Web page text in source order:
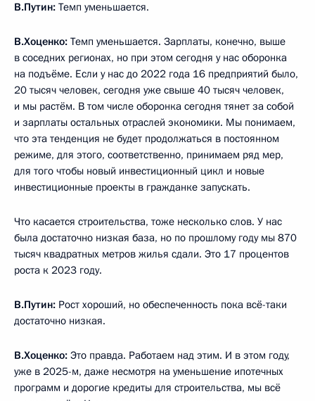
В.Путин: Темп уменьшается.
В.Хоценко: Темп уменьшается. Зарплаты, конечно, выше
в соседних регионах, но при этом сегодня у нас оборонка
на подъёме. Если у нас до 2022 года 16 предприятий было,
20 тысяч человек, сегодня уже свыше 40 тысяч человек,
и мы растём. В том числе оборонка сегодня тянет за собой
и зарплаты остальных отраслей экономики. Мы понимаем,
что эта тенденция не будет продолжаться в постоянном
режиме, для этого, соответственно, принимаем ряд мер,
для того чтобы новый инвестиционный цикл и новые
инвестиционные проекты в гражданке запускать.
Что касается строительства, тоже несколько слов. У нас
была достаточно низкая база, но по прошлому году мы 870
тысяч квадратных метров жилья сдали. Это 17 процентов
роста к 2023 году.
В.Путин: Рост хороший, но обеспеченность пока всё-таки
достаточно низкая.
В.Хоценко: Это правда. Работаем над этим. И в этом году,
уже в 2025-м, даже несмотря на уменьшение ипотечных
программ и дорогие кредиты для строительства, мы всё